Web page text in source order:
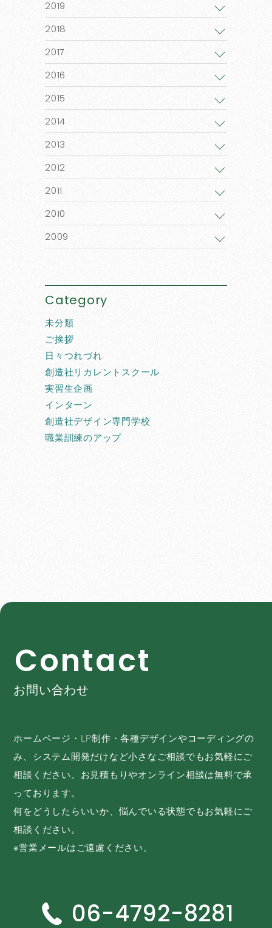
2019
2018
2017
2016
2015
2014
2013
2012
2011
2010
2009
Category
未分類
ご挨拶
日々つれづれ
創造社リカレントスクール
実習生企画
インターン
創造社デザイン専門学校
職業訓練のアップ
Contact
お問い合わせ
ホームページ・LP制作・各種デザインやコーディングの
み、システム開発だけなど小さなご相談でもお気軽にご
相談ください。お見積もりやオンライン相談は無料で承
っております。
何をどうしたらいいか、悩んでいる状態でもお気軽にご
相談ください。
※営業メールはご遠慮ください。
06-4792-8281